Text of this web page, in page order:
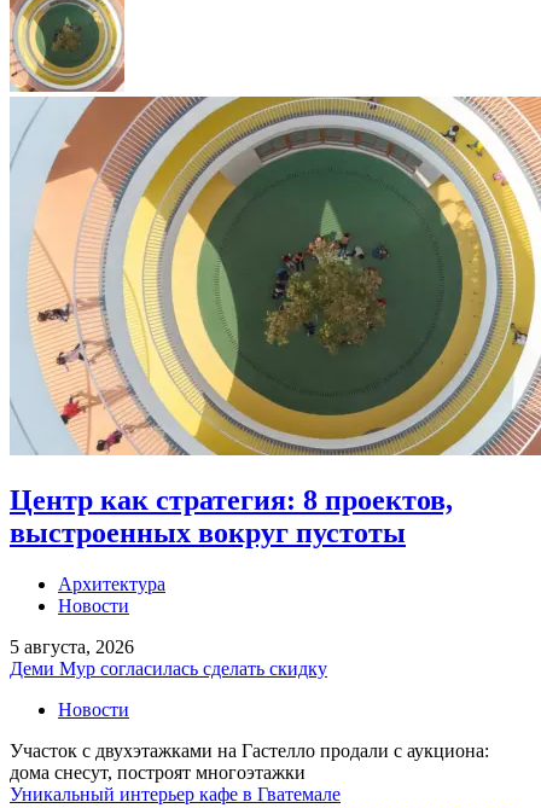
Центр как стратегия: 8 проектов,
выстроенных вокруг пустоты
Архитектура
Новости
5 августа, 2026
Деми Мур согласилась сделать скидку
Новости
Участок с двухэтажками на Гастелло продали с аукциона:
дома снесут, построят многоэтажки
Уникальный интерьер кафе в Гватемале